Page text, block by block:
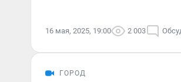
16 мая, 2025, 19:00 2 003
ГОРОД